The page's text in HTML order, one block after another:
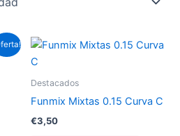
Destacados
Funmix Mixtas 0.15 Curva C
€3,50